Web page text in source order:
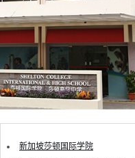
新加坡莎顿国际学院